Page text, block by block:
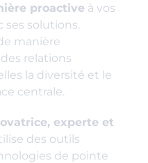
proactive à vos
ses solutions.
manière
relations
la diversité et le
centrale.
experte et
des outils
de pointe